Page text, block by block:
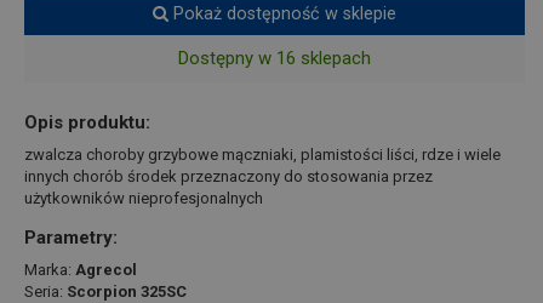
Pokaż dostępność w sklepie
Dostępny w 16 sklepach
Opis produktu:
zwalcza choroby grzybowe mączniaki, plamistości liści, rdze i wiele
innych chorób środek przeznaczony do stosowania przez
użytkowników nieprofesjonalnych
Parametry:
Marka: Agrecol
Seria: Scorpion 325SC